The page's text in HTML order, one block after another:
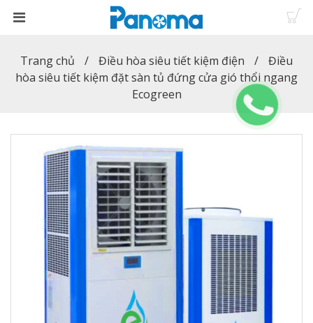
Trang chủ Điều hòa siêu tiết kiệm điện
Điều
hòa siêu tiết kiệm đặt sàn tủ đứng cửa gió thổi ngang
Ecogreen